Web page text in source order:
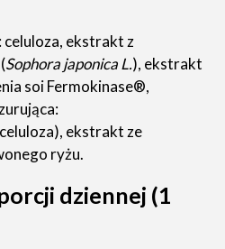
celuloza, ekstrakt z
Sophora japonica L.), ekstrakt
soi Fermokinase®,
ekstrakt ze
ryżu.
dziennej (1